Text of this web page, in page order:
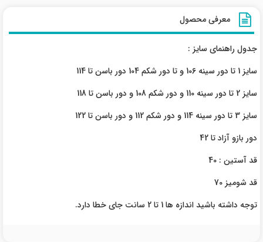
معرفی محصول
جدول راهنمای سایز :
سایز 1 تا دور سینه 106 و تا دور شکم 104 دور باسن تا 114
سایز 2 تا دور سینه 110 و دور شکم 108 و دور باسن تا 118
سایز 3 تا دور سینه 114 و دور شکم 112 و دور باسن تا 122
دور بازو آزاد تا 42
قد آستین : 40
قد شومیز 70
توجه داشته باشید اندازه ها 1 تا 2 سانت جای خطا دارد.